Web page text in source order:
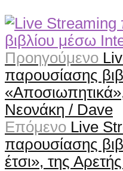
Προηγούμενο
παρουσίασης
Νεονάκη / Dave
Επόμενο Live
παρουσίασης
έτσι», της